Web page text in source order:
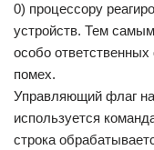
0) процессору
устройств. Тем
особо
помех.
Управляющий флаг
используется
строка